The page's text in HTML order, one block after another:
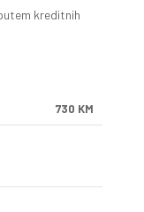
kreditnih
730 KM